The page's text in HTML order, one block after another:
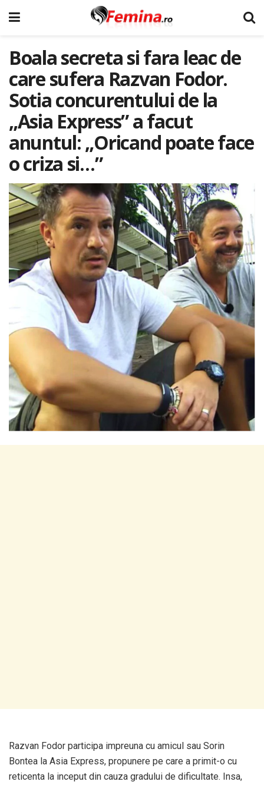
Boala secreta si fara leac de
care sufera Razvan Fodor.
Sotia concurentului de la
„Asia Express” a facut
anuntul: „Oricand poate face
o criza si…”
Razvan Fodor participa impreuna cu amicul sau Sorin
Bontea la Asia Express, propunere pe care a primit-o cu
reticenta la inceput din cauza gradului de dificultate. Insa,